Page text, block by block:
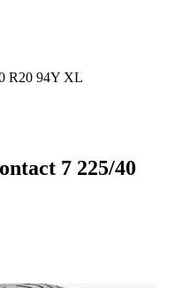
R20 94Y XL
7 225/40